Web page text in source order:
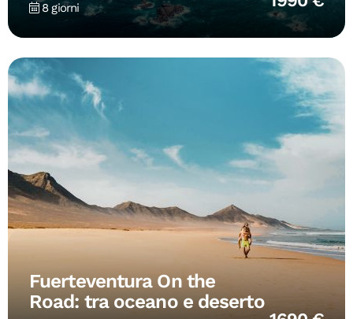
8 giorni
Fuerteventura On the
Road: tra oceano e deserto